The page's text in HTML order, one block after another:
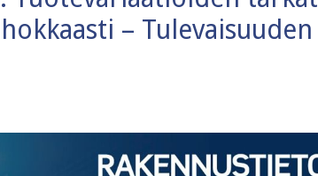
– Tulevaisuuden